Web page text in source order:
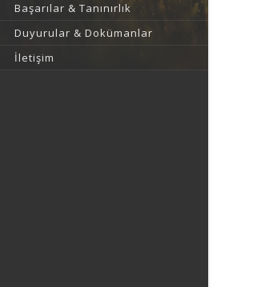
Başarılar & Tanınırlık
Duyurular & Dokümanlar
İletişim